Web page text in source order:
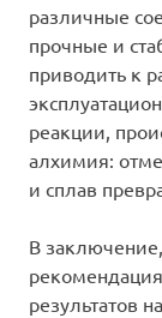
различные
прочные и
приводить к
реакции,
алхимия:
и сплав
В
результатов